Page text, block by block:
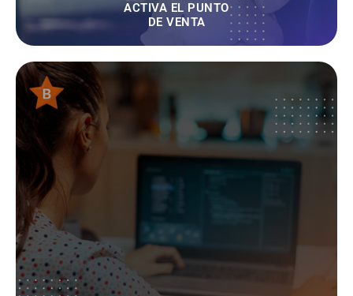
ACTIVA EL PUNTO
DE VENTA